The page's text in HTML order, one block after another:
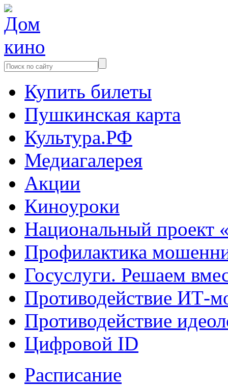
Купить билеты
Пушкинская карта
Культура.РФ
Медиагалерея
Акции
Киноуроки
Национальный проект
Профилактика
Госуслуги. Решаем
Противодействие ИТ-
Противодействие
Цифровой ID
Расписание